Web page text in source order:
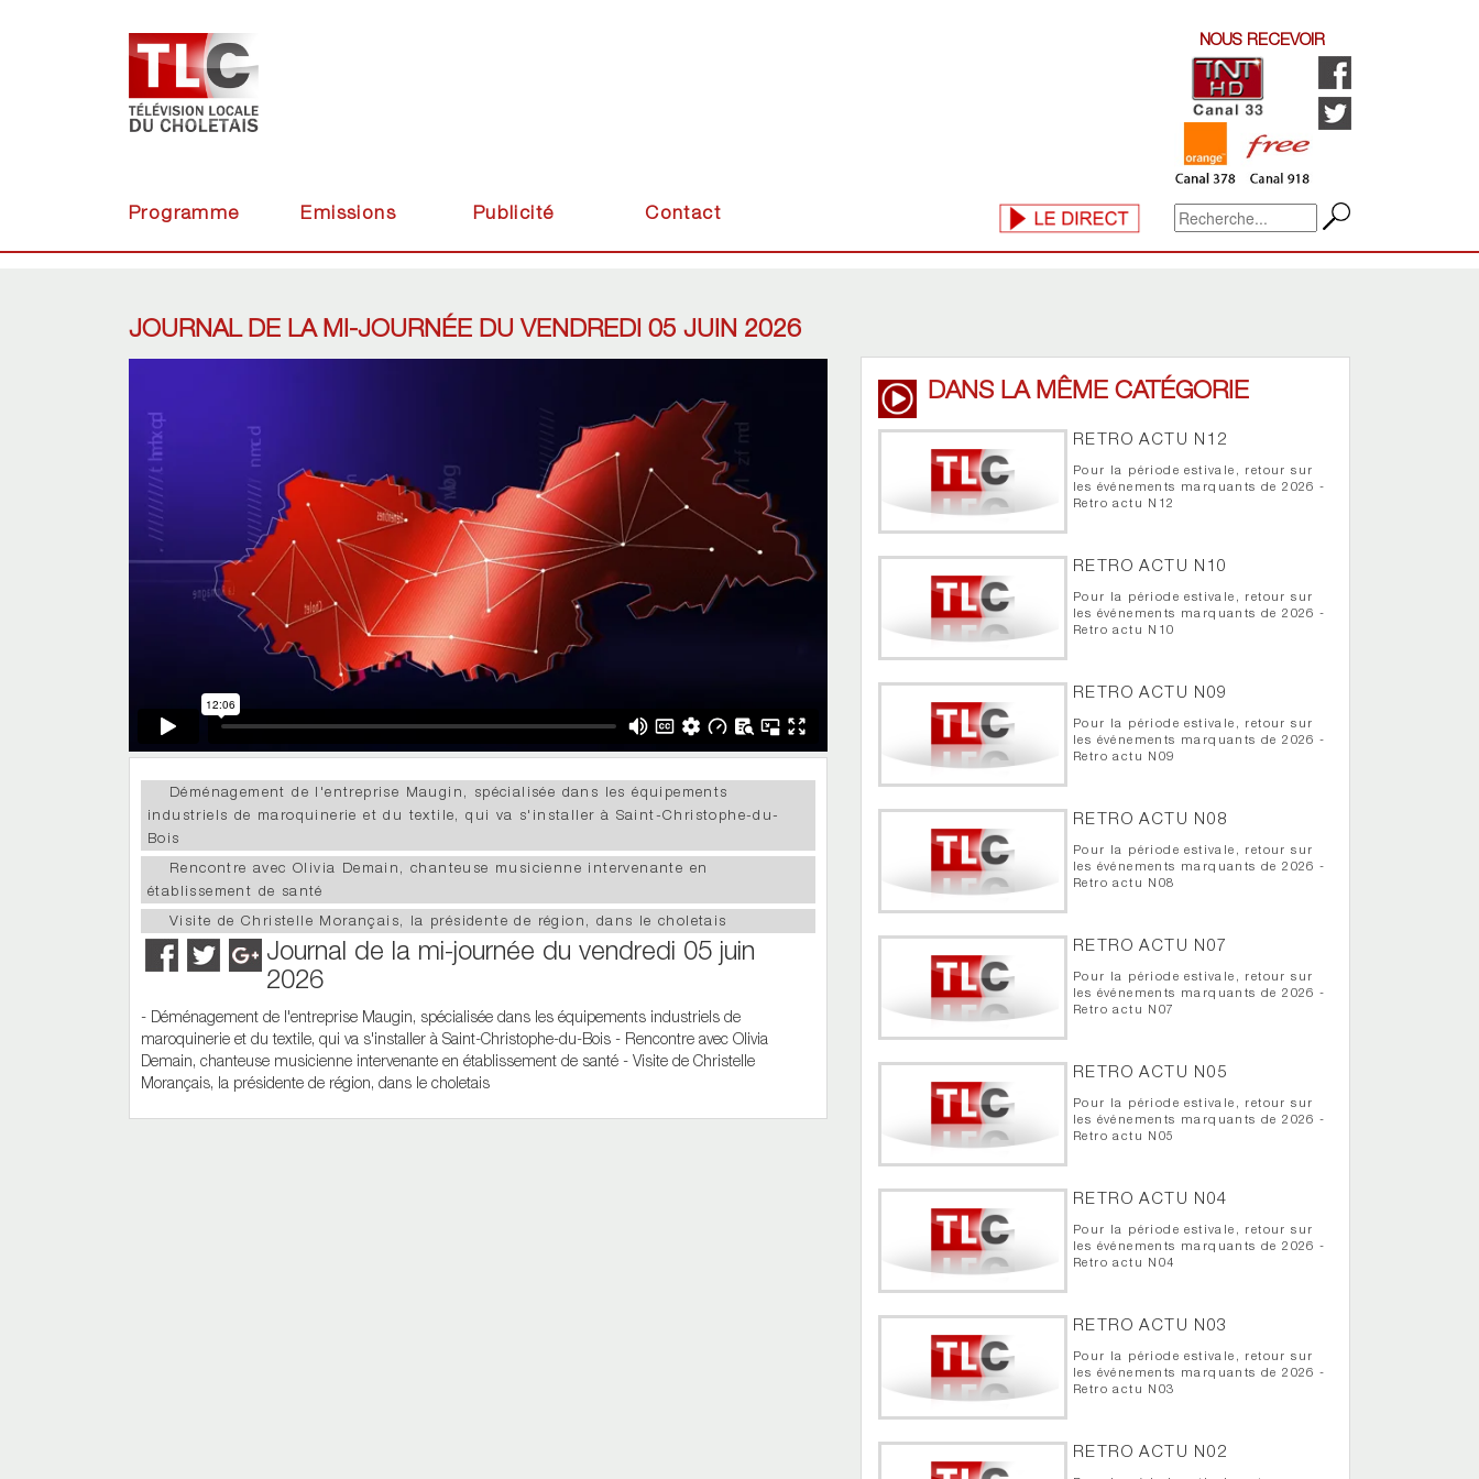
NOUS RECEVOIR
Programme Emissions Publicité Contact
JOURNAL DE LA MI-JOURNÉE DU VENDREDI 05 JUIN 2026
Déménagement de l'entreprise Maugin, spécialisée dans les équipements
industriels de maroquinerie et du textile, qui va s'installer à Saint-Christophe-du-
Bois
Rencontre avec Olivia Demain, chanteuse musicienne intervenante en
établissement de santé
Visite de Christelle Morançais, la présidente de région, dans le choletais
Journal de la mi-journée du vendredi 05 juin
2026
- Déménagement de l'entreprise Maugin, spécialisée dans les équipements industriels de
maroquinerie et du textile, qui va s'installer à Saint-Christophe-du-Bois - Rencontre avec Olivia
Demain, chanteuse musicienne intervenante en établissement de santé - Visite de Christelle
Morançais, la présidente de région, dans le choletais
DANS LA MÊME CATÉGORIE
RETRO ACTU N12
Pour la période estivale, retour sur
les événements marquants de 2026 -
Retro actu N12
RETRO ACTU N10
Pour la période estivale, retour sur
les événements marquants de 2026 -
Retro actu N10
RETRO ACTU N09
Pour la période estivale, retour sur
les événements marquants de 2026 -
Retro actu N09
RETRO ACTU N08
Pour la période estivale, retour sur
les événements marquants de 2026 -
Retro actu N08
RETRO ACTU N07
Pour la période estivale, retour sur
les événements marquants de 2026 -
Retro actu N07
RETRO ACTU N05
Pour la période estivale, retour sur
les événements marquants de 2026 -
Retro actu N05
RETRO ACTU N04
Pour la période estivale, retour sur
les événements marquants de 2026 -
Retro actu N04
RETRO ACTU N03
Pour la période estivale, retour sur
les événements marquants de 2026 -
Retro actu N03
RETRO ACTU N02